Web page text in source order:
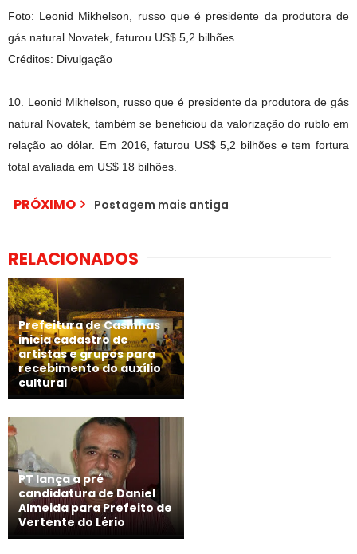
Foto: Leonid Mikhelson, russo que é presidente da produtora de
gás natural Novatek, faturou US$ 5,2 bilhões
Créditos: Divulgação
10. Leonid Mikhelson, russo que é presidente da produtora de gás
natural Novatek, também se beneficiou da valorização do rublo em
relação ao dólar. Em 2016, faturou US$ 5,2 bilhões e tem fortura
total avaliada em US$ 18 bilhões.
PRÓXIMO Postagem mais antiga
RELACIONADOS
Prefeitura de Casinhas
inicia cadastro de
artistas e grupos para
recebimento do auxílio
cultural
PT lança a pré
candidatura de Daniel
Almeida para Prefeito de
Vertente do Lério